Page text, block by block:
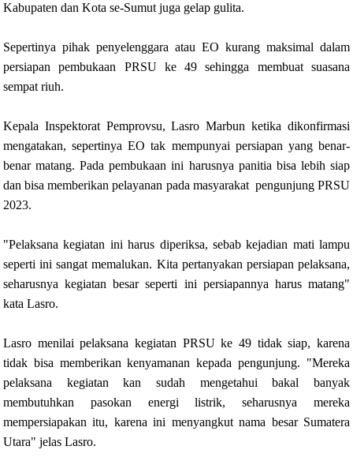
Kabupaten dan Kota se-Sumut juga gelap gulita.
Sepertinya pihak penyelenggara atau EO kurang maksimal dalam
persiapan pembukaan PRSU ke 49 sehingga membuat suasana
sempat riuh.
Kepala Inspektorat Pemprovsu, Lasro Marbun ketika dikonfirmasi
mengatakan, sepertinya EO tak mempunyai persiapan yang benar-
benar matang. Pada pembukaan ini harusnya panitia bisa lebih siap
dan bisa memberikan pelayanan pada masyarakat pengunjung PRSU
2023.
"Pelaksana kegiatan ini harus diperiksa, sebab kejadian mati lampu
seperti ini sangat memalukan. Kita pertanyakan persiapan pelaksana,
seharusnya kegiatan besar seperti ini persiapannya harus matang"
kata Lasro.
Lasro menilai pelaksana kegiatan PRSU ke 49 tidak siap, karena
tidak bisa memberikan kenyamanan kepada pengunjung. "Mereka
pelaksana kegiatan kan sudah mengetahui bakal banyak
membutuhkan pasokan energi listrik, seharusnya mereka
mempersiapakan itu, karena ini menyangkut nama besar Sumatera
Utara" jelas Lasro.